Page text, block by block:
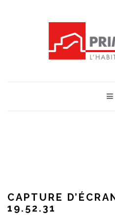
CAPTURE
19.52.31